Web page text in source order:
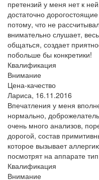
претензий у меня нет к
достаточно
потому, что не
внимательно слушает,
общаться, создает
побольше бы конкретики!
Квалификация
Внимание
Цена-качество
Лариса, 16.11.2016
Впечатления у меня
нормально,
очень много анализов,
дорогой, состав
которое вызывает
посмотрят на аппарате
Квалификация
Внимание